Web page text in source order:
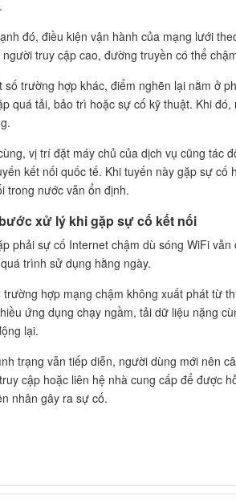
đó, điều kiện vận hành của mạng lưới
người truy cập cao, đường truyền có thể
số trường hợp khác, điểm nghẽn lại nằm ở
quá tải, bảo trì hoặc sự cố kỹ thuật. Khi
vị trí đặt máy chủ của dịch vụ cũng tác
kết nối quốc tế. Khi tuyến này gặp sự
trong nước vẫn ổn định.
xử lý khi gặp sự cố kết nối
phải sự cố Internet chậm dù sóng WiFi
trình sử dụng hằng ngày.
trường hợp mạng chậm không xuất phát từ
ứng dụng chạy ngầm, tải dữ liệu nặng
lại.
trạng vẫn tiếp diễn, người dùng mới nên
cập hoặc liên hệ nhà cung cấp để được
nhân gây ra sự cố.